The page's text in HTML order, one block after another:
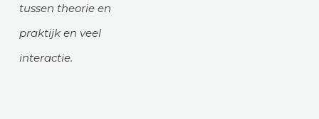
tussen theorie en
praktijk en veel
interactie.